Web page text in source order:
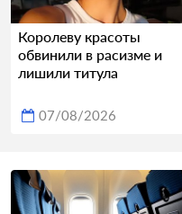
Королеву красоты
обвинили в расизме и
лишили титула
07/08/2026